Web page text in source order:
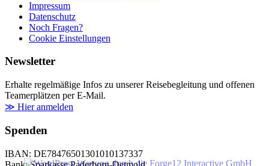
Impressum
Datenschutz
Noch Fragen?
Cookie Einstellungen
Newsletter
Erhalte regelmäßige Infos zu unserer Reisebegleitung und offenen
Teamerplätzen per E-Mail.
≫ Hier anmelden
Spenden
IBAN: DE78476501301010137337